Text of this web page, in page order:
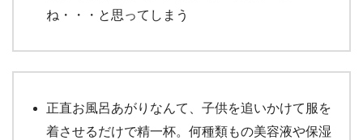
ね・・・と思ってしまう
正直お風呂あがりなんて、子供を追いかけて服を
着させるだけで精一杯。何種類もの美容液や保湿